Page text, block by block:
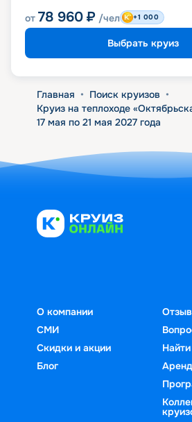
от 78 960 ₽ /чел +1 000
Выбрать круиз
Главная • Поиск круизов •
Круиз на теплоходе
17 мая по 21 мая 2027 года
О компании
СМИ
Скидки и акции
Блог